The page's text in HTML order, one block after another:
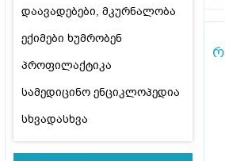
დაავადებები, მკურნალობა
ექიმები ხუმრობენ
პროფილაქტიკა
სამედიცინო ენციკლოპედია
სხვადასხვა